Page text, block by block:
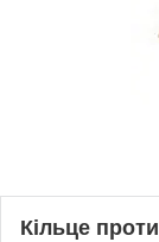
Кільце